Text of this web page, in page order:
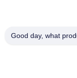
Good day, what